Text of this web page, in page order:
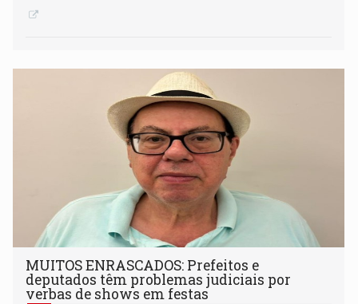
MUITOS ENRASCADOS: Prefeitos e
deputados têm problemas judiciais por
verbas de shows em festas